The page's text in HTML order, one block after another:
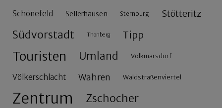
Schönefeld Sellerhausen Sternburg Stötteritz
Südvorstadt Thonberg Tipp
Touristen Umland Volkmarsdorf
Völkerschlacht Wahren Waldstraßenviertel
Zentrum Zschocher